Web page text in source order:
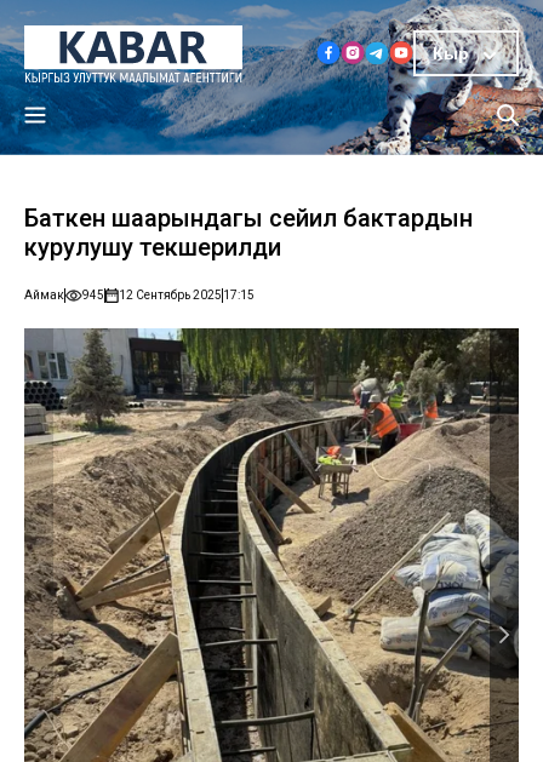
Кыр
Баткен шаарындагы сейил бактардын
курулушу текшерилди
Аймак 945 12 Сентябрь 2025 17:15